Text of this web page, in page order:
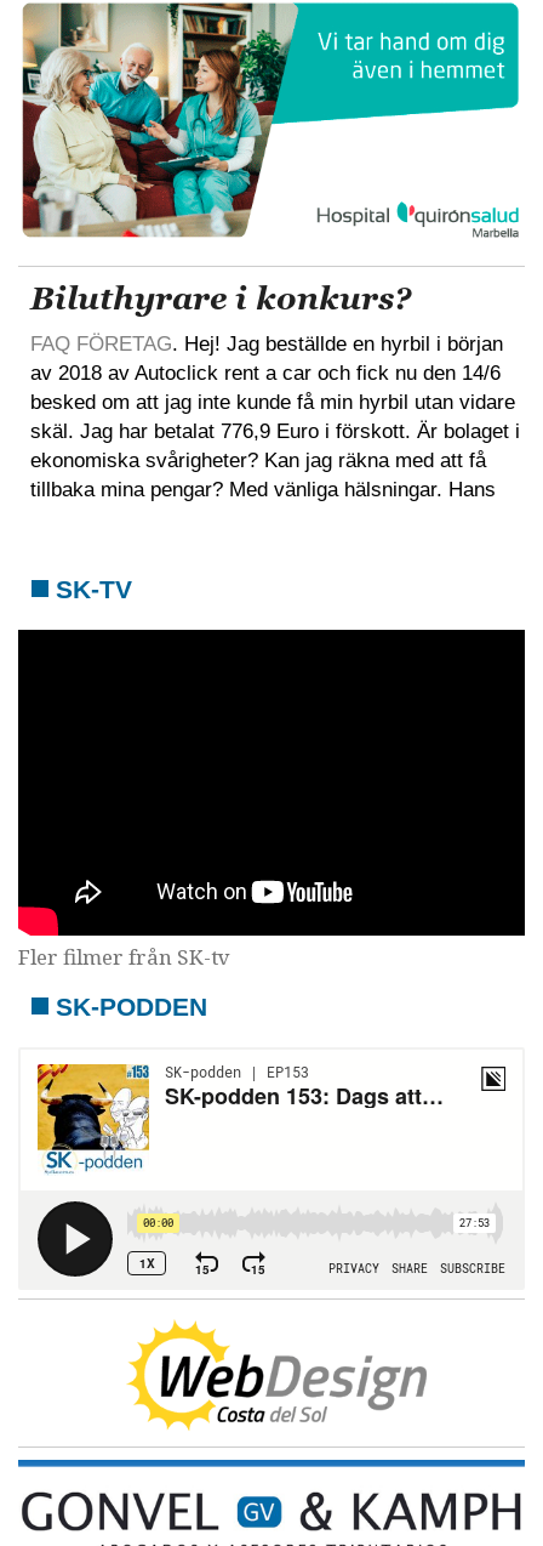
Biluthyrare i konkurs?
FAQ FÖRETAG. Hej! Jag beställde en hyrbil i början
av 2018 av Autoclick rent a car och fick nu den 14/6
besked om att jag inte kunde få min hyrbil utan vidare
skäl. Jag har betalat 776,9 Euro i förskott. Är bolaget i
ekonomiska svårigheter? Kan jag räkna med att få
tillbaka mina pengar? Med vänliga hälsningar. Hans
SK-TV
Fler filmer från SK-tv
SK-PODDEN